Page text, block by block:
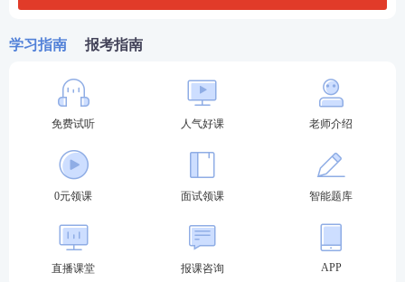
1、以前考过教资，这次报名还需要重新注册吗？
学习指南 报考指南
免费试听 人气好课 老师介绍
0元领课 面试领课 智能题库
直播课堂 报课咨询 APP